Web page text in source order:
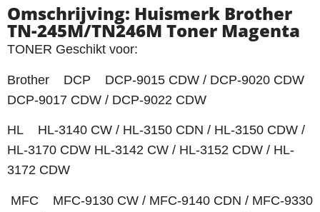
Omschrijving: Huismerk Brother
TN-245M/TN246M Toner Magenta
TONER Geschikt voor:
Brother DCP DCP-9015 CDW / DCP-9020 CDW
DCP-9017 CDW / DCP-9022 CDW
HL HL-3140 CW / HL-3150 CDN / HL-3150 CDW /
HL-3170 CDW HL-3142 CW / HL-3152 CDW / HL-
3172 CDW
MFC MFC-9130 CW / MFC-9140 CDN / MFC-9330